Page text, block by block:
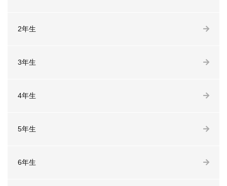
2年生
3年生
4年生
5年生
6年生